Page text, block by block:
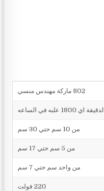
802 ماركة مهندس منسي
من 10 سم حتي 30 سم
من 5 سم حتي 17 سم
من واحد سم حتي 7 سم
220 فولت